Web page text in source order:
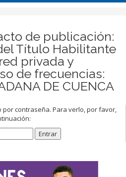
de publicación:
Título Habilitante
privada y
de frecuencias:
DE CUENCA
contraseña. Para verlo, por favor,